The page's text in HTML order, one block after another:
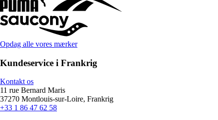
Opdag alle vores mærker
Kundeservice i Frankrig
Kontakt os
11 rue Bernard Maris
37270 Montlouis-sur-Loire, Frankrig
+33 1 86 47 62 58